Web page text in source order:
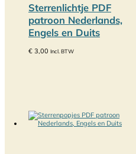
Sterrenlichtje PDF
patroon Nederlands,
Engels en Duits
€ 3,00 Incl. BTW